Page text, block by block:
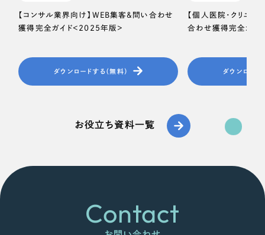
【コンサル業界向け】WEB集客＆問い合わせ
獲得完全ガイド＜2025年版＞
ダウンロードする（無料）
【個人医院・クリニッ
合わせ獲得完全ガイ
ダウンロード
お役立ち資料一覧
Contact